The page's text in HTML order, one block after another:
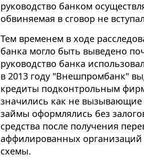
руководство банком
обвиняемая в сговор не
Тем временем в ходе
банка могло быть выведено
руководство банка
в 2013 году "Внешпромбанк"
кредиты подконтрольным
значились как не
займы оформлялись без
средства после получения
аффилированных
схемы.